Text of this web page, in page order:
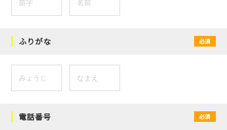
ふりがな 必須
電話番号 必須